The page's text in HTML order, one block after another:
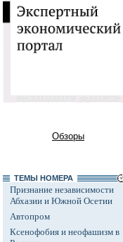
Обзоры
ТЕМЫ НОМЕРА
Признание независимости
Абхазии и Южной Осетии
Автопром
Ксенофобия и неофашизм в